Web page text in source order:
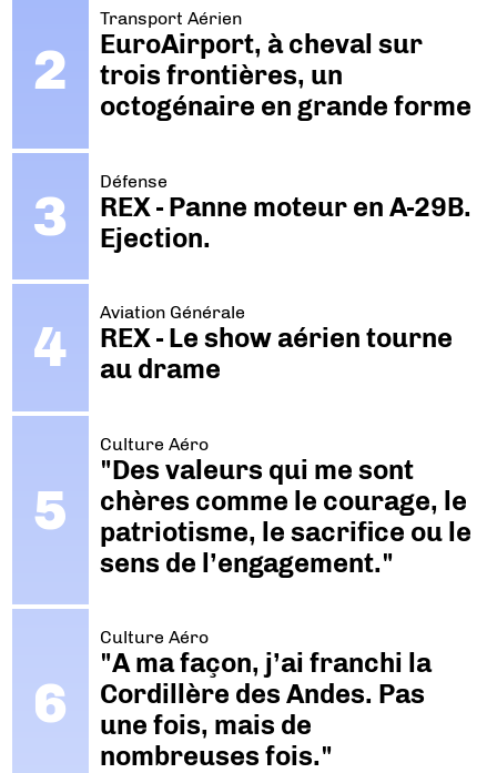
Transport Aérien
EuroAirport, à cheval sur
trois frontières, un
octogénaire en grande forme
Défense
REX - Panne moteur en A-29B.
Ejection.
Aviation Générale
REX - Le show aérien tourne
au drame
Culture Aéro
"Des valeurs qui me sont
chères comme le courage, le
patriotisme, le sacrifice ou le
sens de l’engagement."
Culture Aéro
"A ma façon, j’ai franchi la
Cordillère des Andes. Pas
une fois, mais de
nombreuses fois."